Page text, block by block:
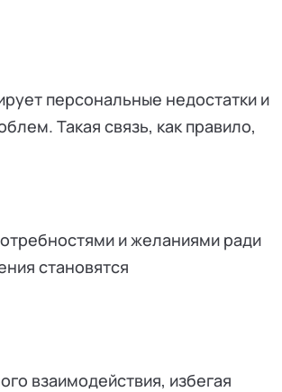
персональные недостатки и
Такая связь, как правило,
и желаниями ради
становятся
взаимодействия, избегая